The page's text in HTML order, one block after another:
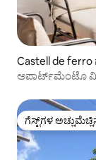
Castell de
ಅಪಾರ್ಟ್‌ಮೆಂಟೊ
ಗೆಸ್ಟ್‌ಗಳ
ಗೆಸ್ಟ್‌ಗಳ